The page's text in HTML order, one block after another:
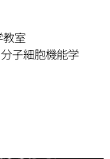
教室
子細胞機能学